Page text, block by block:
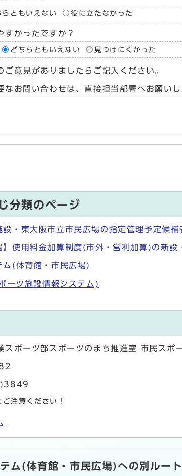
らともいえない 役に立たなかった
すかったですか？
どちらともいえない 見つけにくかった
ご意見がありましたらご記入ください。
なお問い合わせは、直接担当部署へお願い
分類のページ
・東大阪市立市民広場の指定管理予定候
】使用料金加算制度(市外・営利加算)の新設
ム(体育館・市民広場)
ーツ施設情報システム)
スポーツ部スポーツのまち推進室 市民スポ
注意ください！
ム(体育館・市民広場)への別ルート